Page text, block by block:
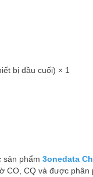
bị đầu cuối) × 1
sản phẩm 3onedata
CO, CQ và được phân